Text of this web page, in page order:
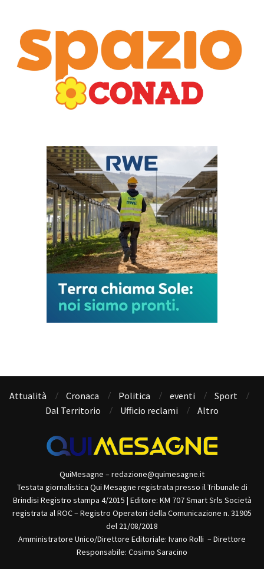
Attualità Cronaca Politica eventi
Sport
Dal Territorio
Ufficio reclami Altro
QuiMesagne – redazione@quimesagne.it
Testata giornalistica Qui Mesagne registrata presso il Tribunale di
Brindisi Registro stampa 4/2015 | Editore: KM 707 Smart Srls Società
registrata al ROC – Registro Operatori della Comunicazione n. 31905
del 21/08/2018
Amministratore Unico/Direttore Editoriale: Ivano Rolli – Direttore
Responsabile: Cosimo Saracino